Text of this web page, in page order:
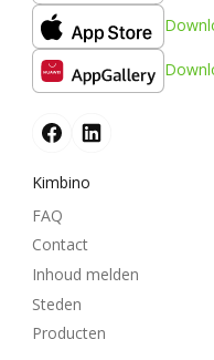
Kimbino
FAQ
Contact
Inhoud melden
Steden
Producten